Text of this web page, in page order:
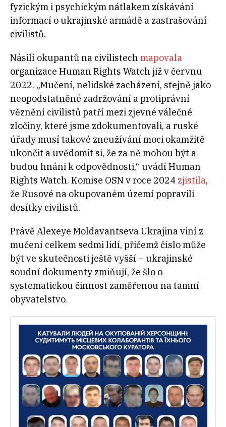
fyzickým i psychickým nátlakem získávání
informací o ukrajinské armádě a zastrašování
civilistů.
Násilí okupantů na civilistech mapovala
organizace Human Rights Watch již v červnu
2022. „Mučení, nelidské zacházení, stejně jako
neopodstatněné zadržování a protiprávní
věznění civilistů patří mezi zjevné válečné
zločiny, které jsme zdokumentovali, a ruské
úřady musí takové zneužívání moci okamžitě
ukončit a uvědomit si, že za ně mohou být a
budou hnáni k odpovědnosti,“ uvádí Human
Rights Watch. Komise OSN v roce 2024 zjistila,
že Rusové na okupovaném území popravili
desítky civilistů.
Právě Alexeye Moldavantseva Ukrajina viní z
mučení celkem sedmi lidí, přičemž číslo může
být ve skutečnosti ještě vyšší – ukrajinské
soudní dokumenty zmiňují, že šlo o
systematickou činnost zaměřenou na tamní
obyvatelstvo.